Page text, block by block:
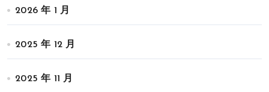
2026 年 1 月
2025 年 12 月
2025 年 11 月